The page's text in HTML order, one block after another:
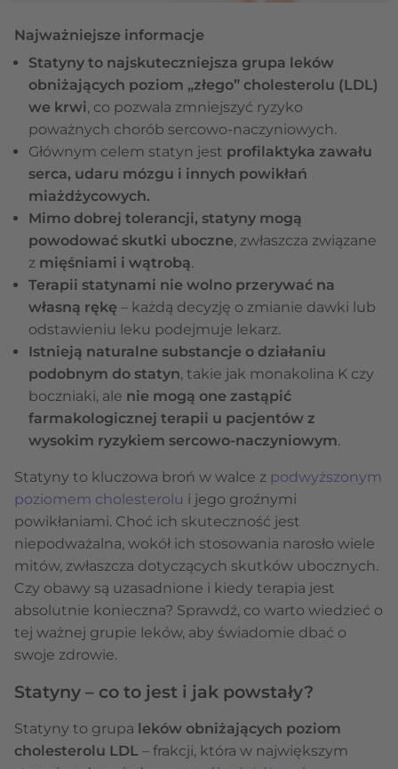
Najważniejsze informacje
​​Statyny to najskuteczniejsza grupa leków
obniżających poziom „złego” cholesterolu (LDL)
we krwi, co pozwala zmniejszyć ryzyko
poważnych chorób sercowo-naczyniowych.
Głównym celem statyn jest profilaktyka zawału
serca, udaru mózgu i innych powikłań
miażdżycowych.
Mimo dobrej tolerancji, statyny mogą
powodować skutki uboczne, zwłaszcza związane
z mięśniami i wątrobą.
Terapii statynami nie wolno przerywać na
własną rękę – każdą decyzję o zmianie dawki lub
odstawieniu leku podejmuje lekarz.
Istnieją naturalne substancje o działaniu
podobnym do statyn, takie jak monakolina K czy
boczniaki, ale nie mogą one zastąpić
farmakologicznej terapii u pacjentów z
wysokim ryzykiem sercowo-naczyniowym.
Statyny to kluczowa broń w walce z podwyższonym
poziomem cholesterolu i jego groźnymi
powikłaniami. Choć ich skuteczność jest
niepodważalna, wokół ich stosowania narosło wiele
mitów, zwłaszcza dotyczących skutków ubocznych.
Czy obawy są uzasadnione i kiedy terapia jest
absolutnie konieczna? Sprawdź, co warto wiedzieć o
tej ważnej grupie leków, aby świadomie dbać o
swoje zdrowie.
Statyny – co to jest i jak powstały?
Statyny to grupa leków obniżających poziom
cholesterolu LDL – frakcji, która w największym